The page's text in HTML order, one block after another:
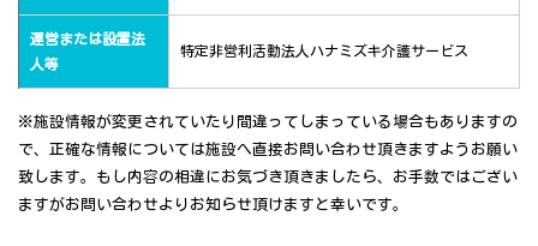
運営または設置法
人等
特定非営利活動法人ハナミズキ介護サービス
※施設情報が変更されていたり間違ってしまっている場合もありますの
で、正確な情報については施設へ直接お問い合わせ頂きますようお願い
致します。もし内容の相違にお気づき頂きましたら、お手数ではござい
ますがお問い合わせよりお知らせ頂けますと幸いです。